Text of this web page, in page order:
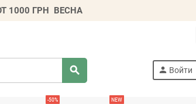
1000 ГРН ВЕСНА
search person Войти
-50% NEW